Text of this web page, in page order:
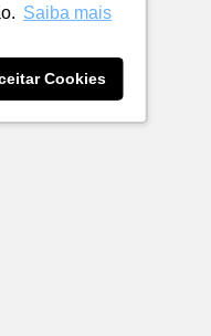
Saiba mais
Cookies